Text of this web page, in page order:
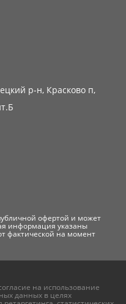
р-н, Красково п,
офертой и может
информация указаны
фактической на момент
на использование
данных в целях